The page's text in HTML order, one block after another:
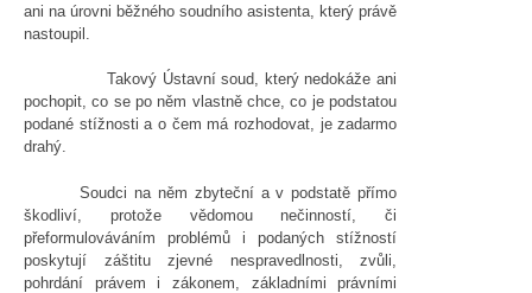
ani na úrovni běžného soudního asistenta, který právě
nastoupil.
Takový Ústavní soud, který nedokáže ani
pochopit, co se po něm vlastně chce, co je podstatou
podané stížnosti a o čem má rozhodovat, je zadarmo
drahý.
Soudci na něm zbyteční a v podstatě přímo
škodliví, protože vědomou nečinností, či
přeformulováváním problémů i podaných stížností
poskytují záštitu zjevné nespravedlnosti, zvůli,
pohrdání právem i zákonem, základními právními